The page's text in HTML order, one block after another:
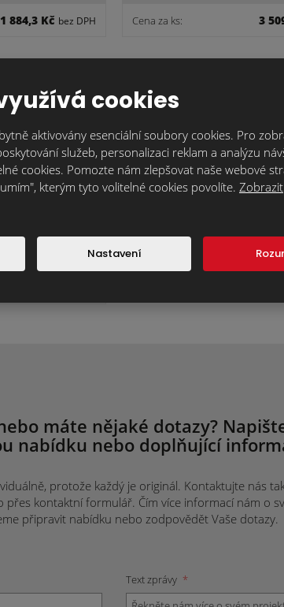
1 884,3 Kč bez DPH Cena za ks: 3
máte nějaké dotazy?
nabídku nebo doplňující
protože každý je originál. Kontaktujte nás
přes kontaktní formulář. Čím více informací nám o
připravit nabídku nebo zodpovědět Vaše dotazy.
Text zprávy *
cookies
aktivovány esenciální soubory cookies. Pro
služeb, personalizaci reklam a analýzu
cookies. Pomozte nám zlepšovat naše webové
kterým tyto volitelné cookies povolíte. Zobrazit
Nastavení